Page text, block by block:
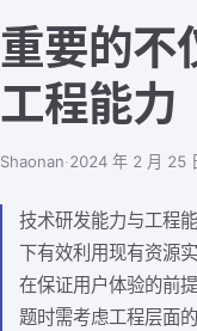
重要的不
工程能力
Shaonan·2024 年 2 月 25
技术研发能力与工程
下有效利用现有资源
在保证用户体验的前
题时需考虑工程层面